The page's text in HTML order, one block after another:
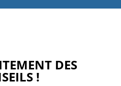
DES
!